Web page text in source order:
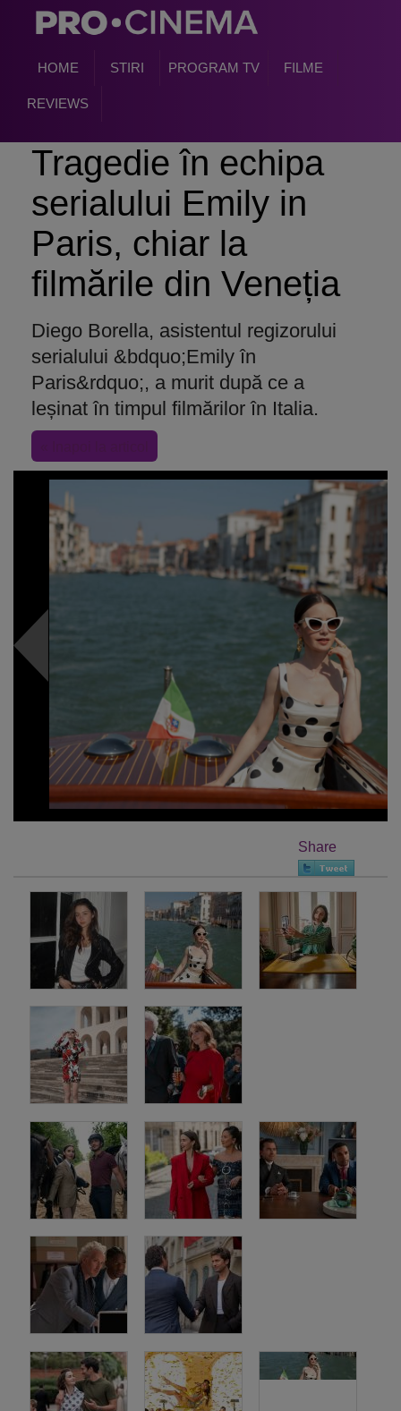
HOME STIRI PROGRAM TV FILME
REVIEWS
Tragedieîn echipa
serialului Emily in
Paris, chiar la
filmările din Veneția
Diego Borella, asistentul regizorului
serialului &bdquo;Emily în
Paris&rdquo;, a murit după ce a
leșinat în timpul filmărilor în Italia.
Share